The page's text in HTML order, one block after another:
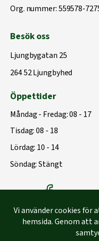
Org. nummer: 559578-
Besök oss
Ljungbygatan 25
264 52 Ljungbyhed
Öppettider
Måndag - Fredag: 08 - 17
Tisdag: 08 - 18
Lördag: 10 - 14
Söndag: Stängt
Träbolagets Facebook